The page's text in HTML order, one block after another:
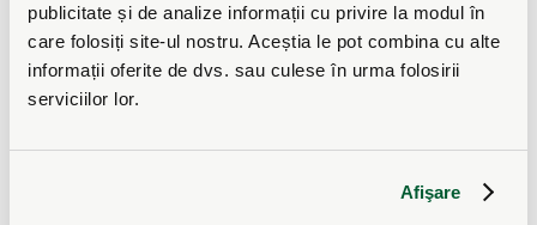
publicitate și de analize informații cu privire la modul în
care folosiți site-ul nostru. Aceștia le pot combina cu alte
informații oferite de dvs. sau culese în urma folosirii
serviciilor lor.
Afişare